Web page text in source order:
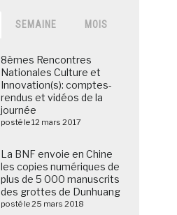
SEMAINE MOIS
8èmes Rencontres
Nationales Culture et
Innovation(s): comptes-
rendus et vidéos de la
journée
posté le 12 mars 2017
La BNF envoie en Chine
les copies numériques de
plus de 5 000 manuscrits
des grottes de Dunhuang
posté le 25 mars 2018